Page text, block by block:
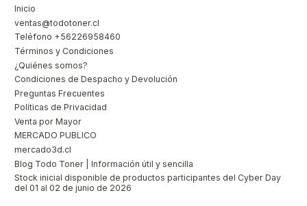
Inicio
ventas@todotoner.cl
Teléfono +56226958460
Términos y Condiciones
¿Quiénes somos?
Condiciones de Despacho y Devolución
Preguntas Frecuentes
Políticas de Privacidad
Venta por Mayor
MERCADO PUBLICO
mercado3d.cl
Blog Todo Toner | Información útil y sencilla
Stock inicial disponible de productos participantes del Cyber Day
del 01 al 02 de junio de 2026